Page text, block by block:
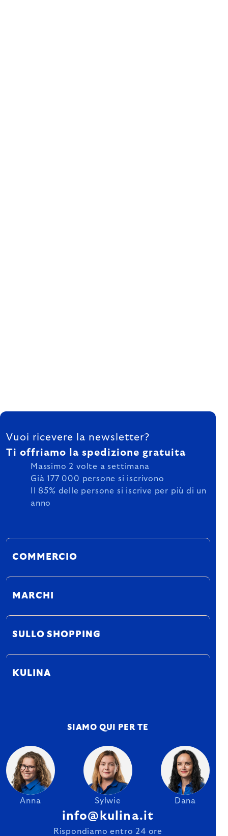
FOOTER
Vuoi ricevere la newsletter?
Ti offriamo la spedizione gratuita
Massimo 2 volte a settimana
Già 177 000 persone si iscrivono
Il 85% delle persone si iscrive per più di un
anno
COMMERCIO
MARCHI
SULLO SHOPPING
KULINA
SIAMO QUI PER TE
Anna Sylwie Dana
info@kulina.it
Rispondiamo entro 24 ore